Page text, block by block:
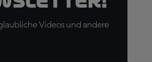
Videos und andere